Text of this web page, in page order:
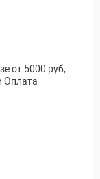
от 5000 руб,
Оплата